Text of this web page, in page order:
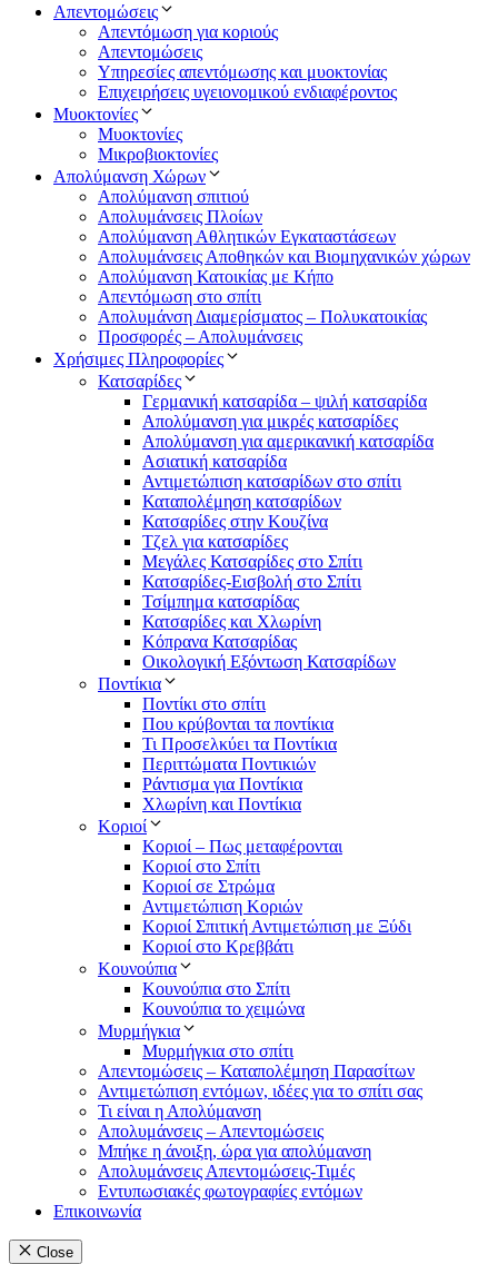
Απεντομώσεις
Απεντόμωση για κοριούς
Απεντομώσεις
Υπηρεσίες απεντόμωσης και μυοκτονίας
Επιχειρήσεις υγειονομικού ενδιαφέροντος
Μυοκτονίες
Μυοκτονίες
Μικροβιοκτονίες
Απολύμανση Χώρων
Απολύμανση σπιτιού
Απολυμάνσεις Πλοίων
Απολύμανση Αθλητικών Εγκαταστάσεων
Απολυμάνσεις Αποθηκών και Βιομηχανικών χώρων
Απολύμανση Κατοικίας με Κήπο
Απεντόμωση στο σπίτι
Απολυμάνση Διαμερίσματος – Πολυκατοικίας
Προσφορές – Απολυμάνσεις
Χρήσιμες Πληροφορίες
Κατσαρίδες
Γερμανική κατσαρίδα – ψιλή κατσαρίδα
Απολύμανση για μικρές κατσαρίδες
Απολύμανση για αμερικανική κατσαρίδα
Ασιατική κατσαρίδα
Αντιμετώπιση κατσαρίδων στο σπίτι
Καταπολέμηση κατσαρίδων
Κατσαρίδες στην Κουζίνα
Τζελ για κατσαρίδες
Μεγάλες Κατσαρίδες στο Σπίτι
Κατσαρίδες-Εισβολή στο Σπίτι
Τσίμπημα κατσαρίδας
Κατσαρίδες και Χλωρίνη
Κόπρανα Κατσαρίδας
Οικολογική Εξόντωση Κατσαρίδων
Ποντίκια
Ποντίκι στο σπίτι
Που κρύβονται τα ποντίκια
Τι Προσελκύει τα Ποντίκια
Περιττώματα Ποντικιών
Ράντισμα για Ποντίκια
Χλωρίνη και Ποντίκια
Κοριοί
Κοριοί – Πως μεταφέρονται
Κοριοί στο Σπίτι
Κοριοί σε Στρώμα
Αντιμετώπιση Κοριών
Κοριοί Σπιτική Αντιμετώπιση με Ξύδι
Κοριοί στο Κρεββάτι
Κουνούπια
Κουνούπια στο Σπίτι
Κουνούπια το χειμώνα
Μυρμήγκια
Μυρμήγκια στο σπίτι
Απεντομώσεις – Καταπολέμηση Παρασίτων
Αντιμετώπιση εντόμων, ιδέες για το σπίτι σας
Τι είναι η Απολύμανση
Απολυμάνσεις – Απεντομώσεις
Μπήκε η άνοιξη, ώρα για απολύμανση
Απολυμάνσεις Απεντομώσεις-Τιμές
Εντυπωσιακές φωτογραφίες εντόμων
Επικοινωνία
Close